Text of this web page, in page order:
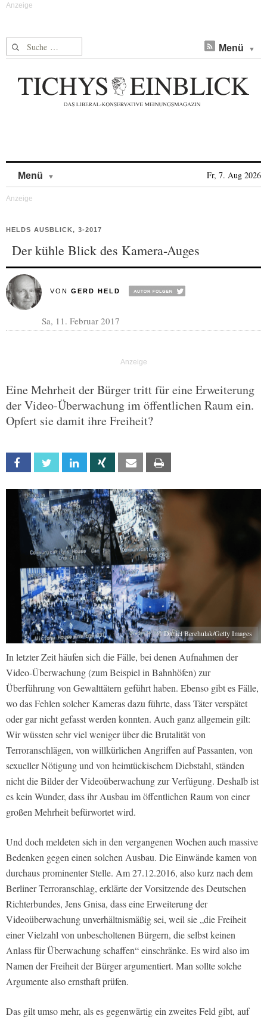
Suche nach: Menü
Menü Fr, 7. Aug 2026
HELDS AUSBLICK, 3-2017
Der kühle Blick des Kamera-Auges
VON GERD HELD
Sa, 11. Februar 2017
Eine Mehrheit der Bürger tritt für eine Erweiterung
der Video-Überwachung im öffentlichen Raum ein.
Opfert sie damit ihre Freiheit?
Facebook Twitter Linkedin Xing Email
© Daniel Berehulak/Getty Images
In letzter Zeit häufen sich die Fälle, bei denen Aufnahmen der
Video-Überwachung (zum Beispiel in Bahnhöfen) zur
Überführung von Gewalttätern geführt haben. Ebenso gibt es Fälle,
wo das Fehlen solcher Kameras dazu führte, dass Täter verspätet
oder gar nicht gefasst werden konnten. Auch ganz allgemein gilt:
Wir wüssten sehr viel weniger über die Brutalität von
Terroranschlägen, von willkürlichen Angriffen auf Passanten, von
sexueller Nötigung und von heimtückischem Diebstahl, ständen
nicht die Bilder der Videoüberwachung zur Verfügung. Deshalb ist
es kein Wunder, dass ihr Ausbau im öffentlichen Raum von einer
großen Mehrheit befürwortet wird.
Und doch meldeten sich in den vergangenen Wochen auch massive
Bedenken gegen einen solchen Ausbau. Die Einwände kamen von
durchaus prominenter Stelle. Am 27.12.2016, also kurz nach dem
Berliner Terroranschlag, erklärte der Vorsitzende des Deutschen
Richterbundes, Jens Gnisa, dass eine Erweiterung der
Videoüberwachung unverhältnismäßig sei, weil sie „die Freiheit
einer Vielzahl von unbescholtenen Bürgern, die selbst keinen
Anlass für Überwachung schaffen“ einschränke. Es wird also im
Namen der Freiheit der Bürger argumentiert. Man sollte solche
Argumente also ernsthaft prüfen.
Das gilt umso mehr, als es gegenwärtig ein zweites Feld gibt, auf